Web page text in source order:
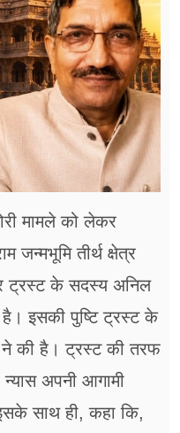
मामले को लेकर
जन्मभूमि तीर्थ क्षेत्र
ट्रस्ट के सदस्य अनिल
है। इसकी पुष्टि ट्रस्ट के
ने की है। ट्रस्ट की तरफ
अपनी आगामी
साथ ही, कहा कि,